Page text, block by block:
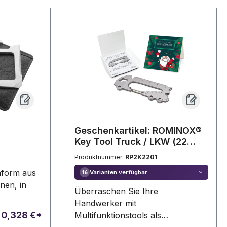
Outdooraktivitäten, in Box
aus
in
0,328 €*
Geschenkartikel: ROMINOX®
Key Tool Truck / LKW (22
Funktionen) im Motiv-
Mäppchen Frohe
Weihnachten
Produktnummer: RP2K2201
16 Varianten verfügbar
Überraschen Sie Ihre
Handwerker mit
Multifunktionstools als